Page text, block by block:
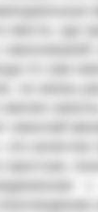
мальчишкой,